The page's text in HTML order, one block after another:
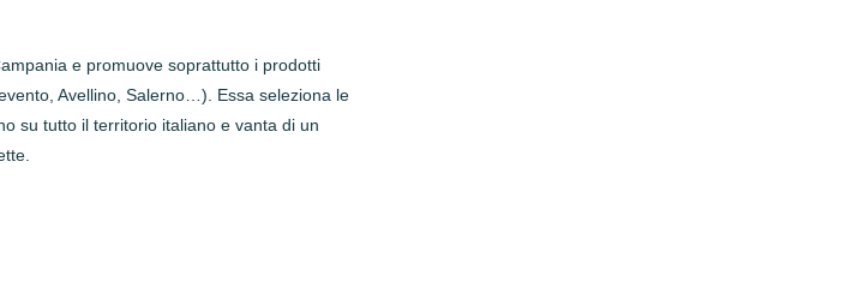
e promuove soprattutto i prodotti
Avellino, Salerno…). Essa seleziona le
su tutto il territorio italiano e vanta di un